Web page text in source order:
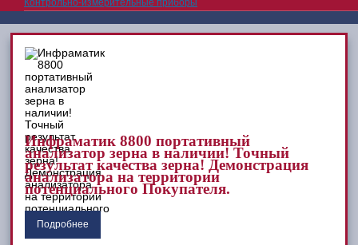
Контрольно-измерительные приборы
Инфраматик 8800 портативный
анализатор зерна в наличии! Точный
результат качества зерна! Демонстрация
анализатора на территории
потенциального Покупателя.
Подробнее